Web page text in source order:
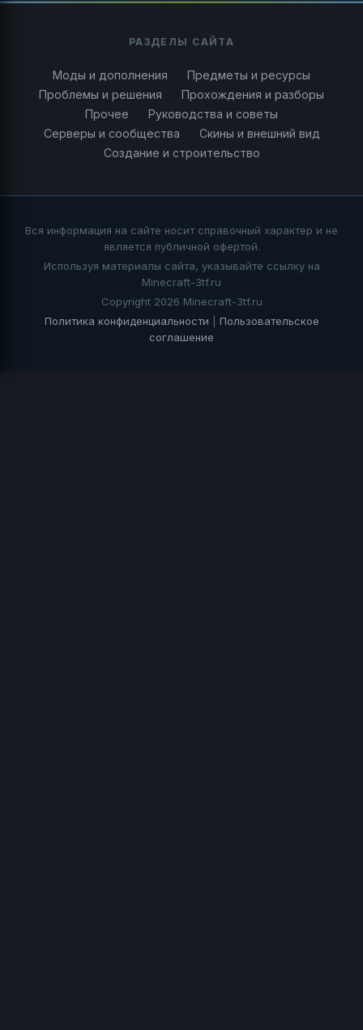
РАЗДЕЛЫ САЙТА
Моды и дополнения
Предметы и ресурсы
Проблемы и решения
Прохождения и разборы
Прочее
Руководства и советы
Серверы и сообщества
Скины и внешний вид
Создание и строительство
Вся информация на сайте носит справочный характер и не
является публичной офертой.
Используя материалы сайта, указывайте ссылку на
Minecraft-3tf.ru
Copyright 2026 Minecraft-3tf.ru
Политика конфиденциальности
Пользовательское
соглашение